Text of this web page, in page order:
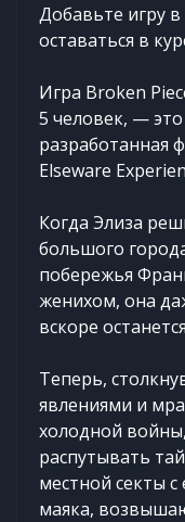
Добавьте игру
оставаться в
Игра Broken
5 человек, —
разработанная
Elseware
Когда Элиза
большого
побережья
женихом, она
вскоре
Теперь,
явлениями и
холодной
распутывать
местной секты
маяка,